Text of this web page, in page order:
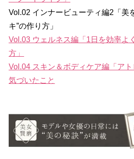
Vol.02 インナービューティ編2「美
キ”の作り方」
Vol.03 ウェルネス編「1日を効率よ
方」
Vol.04 スキン＆ボディケア編「ア
気づいたこと